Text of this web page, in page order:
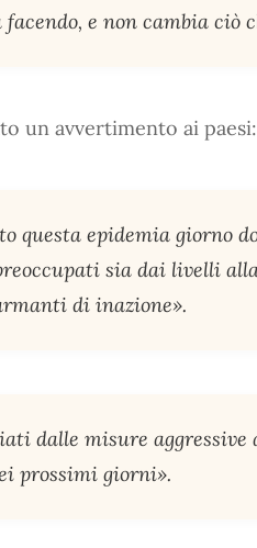
facendo, e non cambia ciò
un avvertimento ai paesi:
questa epidemia giorno
sia dai livelli
di inazione».
dalle misure aggressive
prossimi giorni».